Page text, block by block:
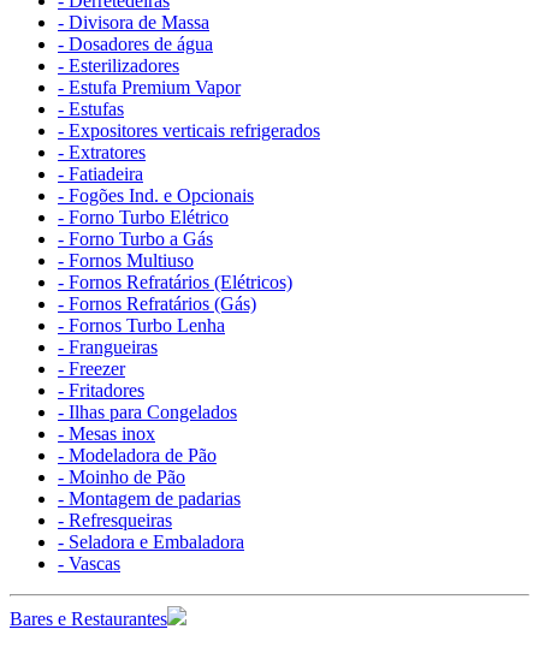
- Divisora de Massa
- Dosadores de água
- Esterilizadores
- Estufa Premium Vapor
- Estufas
- Expositores verticais refrigerados
- Extratores
- Fatiadeira
- Fogões Ind. e Opcionais
- Forno Turbo Elétrico
- Forno Turbo a Gás
- Fornos Multiuso
- Fornos Refratários (Elétricos)
- Fornos Refratários (Gás)
- Fornos Turbo Lenha
- Frangueiras
- Freezer
- Fritadores
- Ilhas para Congelados
- Mesas inox
- Modeladora de Pão
- Moinho de Pão
- Montagem de padarias
- Refresqueiras
- Seladora e Embaladora
- Vascas
Bares e Restaurantes